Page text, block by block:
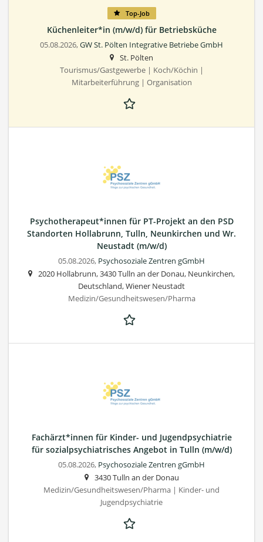
Top-Job
Küchenleiter*in (m/w/d) für Betriebsküche
05.08.2026,GW St. Pölten Integrative Betriebe GmbH
St. Pölten
Tourismus/Gastgewerbe | Koch/Köchin |
Mitarbeiterführung | Organisation
Psychotherapeut*innen für PT-Projekt an den PSD
Standorten Hollabrunn, Tulln, Neunkirchen und Wr.
Neustadt (m/w/d)
05.08.2026, Psychosoziale Zentren gGmbH
2020 Hollabrunn, 3430 Tulln an der Donau, Neunkirchen,
Deutschland, Wiener Neustadt
Medizin/Gesundheitswesen/Pharma
Fachärzt*innen für Kinder- und Jugendpsychiatrie
für sozialpsychiatrisches Angebot in Tulln (m/w/d)
05.08.2026, Psychosoziale Zentren gGmbH
3430 Tulln an der Donau
Medizin/Gesundheitswesen/Pharma | Kinder- und
Jugendpsychiatrie